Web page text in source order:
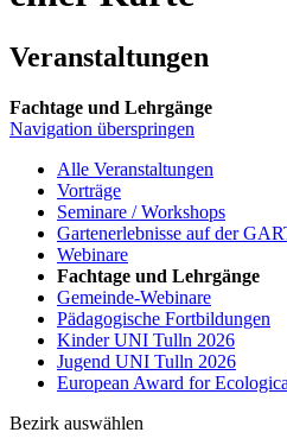
Veranstaltungen
Fachtage und Lehrgänge
Navigation überspringen
Alle Veranstaltungen
Vorträge
Seminare / Workshops
Gartenerlebnisse auf der
Webinare
Fachtage und Lehrgänge
Gemeinde-Webinare
Pädagogische Fortbildungen
Kinder UNI Tulln 2026
Jugend UNI Tulln 2026
European Award for
Bezirk auswählen